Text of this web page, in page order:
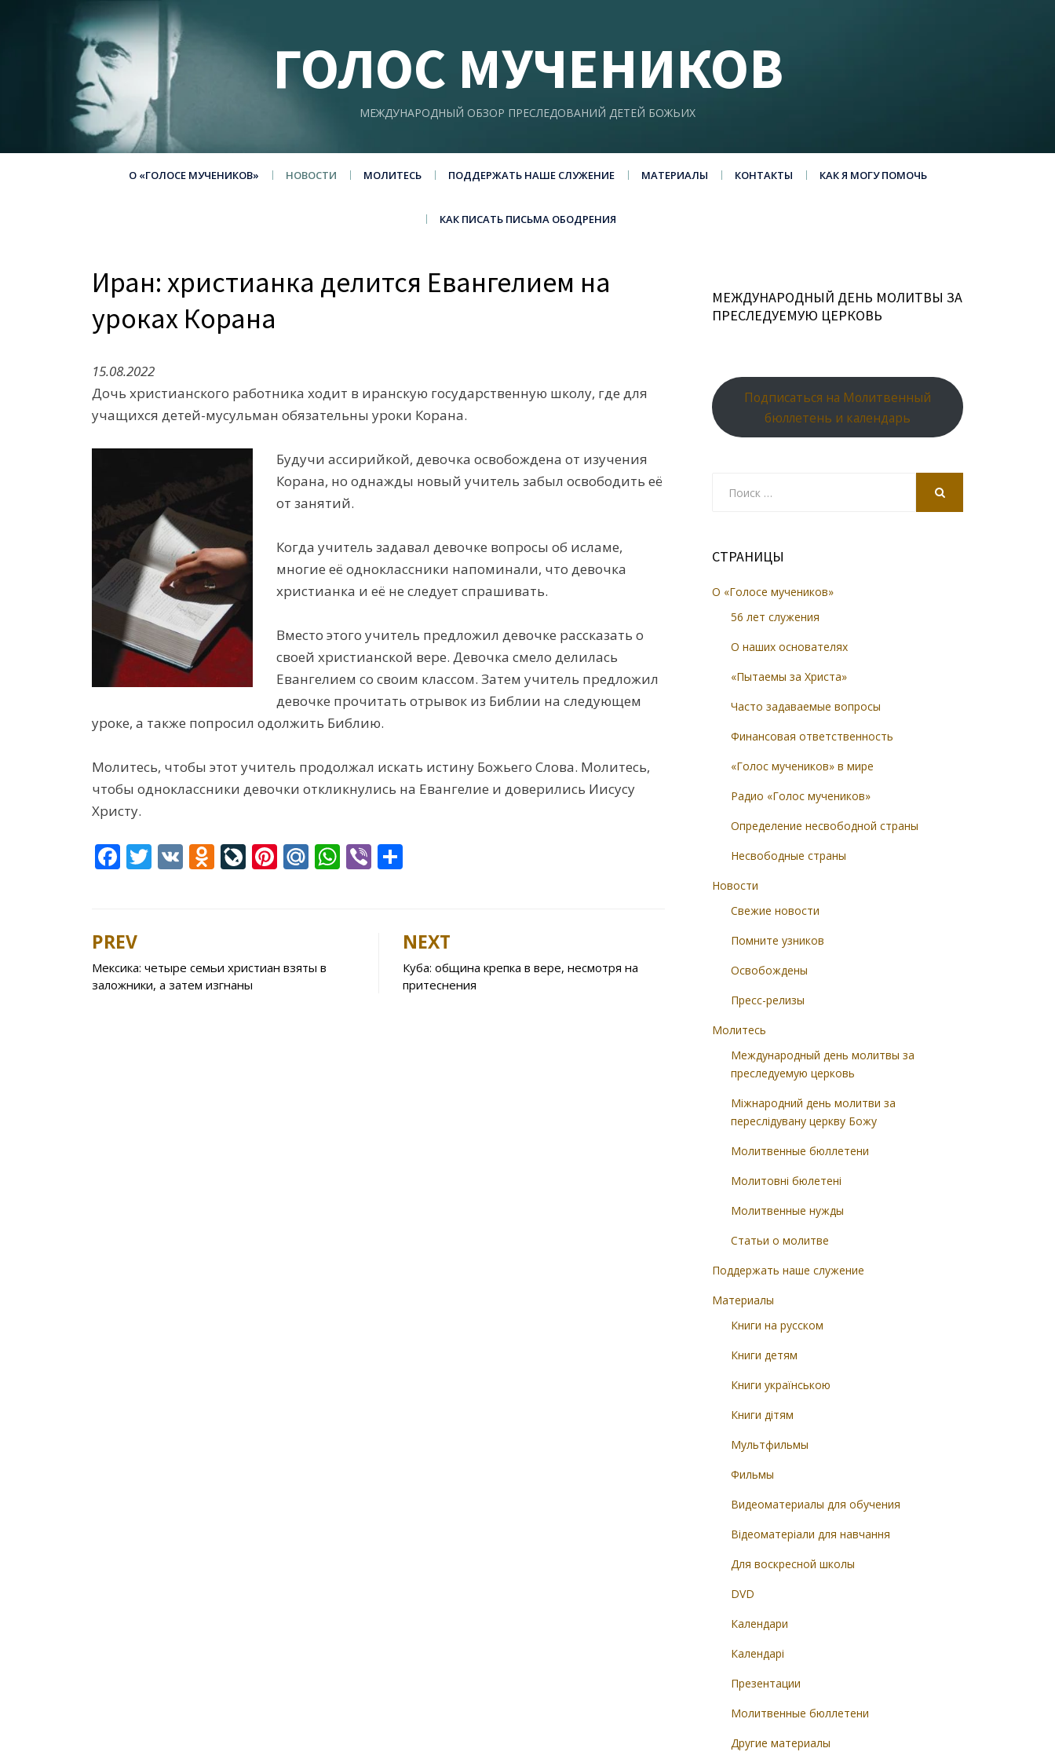
ГОЛОС МУЧЕНИКОВ
МЕЖДУНАРОДНЫЙ ОБЗОР ПРЕСЛЕДОВАНИЙ ДЕТЕЙ БОЖЬИХ
О «ГОЛОСЕ МУЧЕНИКОВ» НОВОСТИ МОЛИТЕСЬ ПОДДЕРЖАТЬ НАШЕ СЛУЖЕНИЕ МАТЕРИАЛЫ КОНТАКТЫ КАК Я МОГУ ПОМОЧЬ
КАК ПИСАТЬ ПИСЬМА ОБОДРЕНИЯ
Иран: христианка делится Евангелием на
уроках Корана
15.08.2022
Дочь христианского работника ходит в иранскую государственную школу, где для
учащихся детей-мусульман обязательны уроки Корана.
Будучи ассирийкой, девочка освобождена от изучения
Корана, но однажды новый учитель забыл освободить её
от занятий.
Когда учитель задавал девочке вопросы об исламе,
многие её одноклассники напоминали, что девочка
христианка и её не следует спрашивать.
Вместо этого учитель предложил девочке рассказать о
своей христианской вере. Девочка смело делилась
Евангелием со своим классом. Затем учитель предложил
девочке прочитать отрывок из Библии на следующем
уроке, а также попросил одолжить Библию.
Молитесь, чтобы этот учитель продолжал искать истину Божьего Слова. Молитесь,
чтобы одноклассники девочки откликнулись на Евангелие и доверились Иисусу
Христу.
F
b
o
o
T V O
kl
as
Li
u
r
Pi
st
M
u
W Vi
e
Post
navigation
PREV
Мексика: четыре семьи христиан взяты в
заложники, а затем изгнаны
NEXT
Куба: община крепка в вере, несмотря на
притеснения
МЕЖДУНАРОДНЫЙ ДЕНЬ МОЛИТВЫ ЗА
ПРЕСЛЕДУЕМУЮ ЦЕРКОВЬ
Подписаться на Молитвенный
бюллетень и календарь
СТРАНИЦЫ
О «Голосе мучеников»
56 лет служения
О наших основателях
«Пытаемы за Христа»
Часто задаваемые вопросы
Финансовая ответственность
«Голос мучеников» в мире
Радио «Голос мучеников»
Определение несвободной страны
Несвободные страны
Новости
Свежие новости
Помните узников
Освобождены
Пресс-релизы
Молитесь
Международный день молитвы за
преследуемую церковь
Міжнародний день молитви за
переслідувану церкву Божу
Молитвенные бюллетени
Молитовні бюлетені
Молитвенные нужды
Статьи о молитве
Поддержать наше служение
Материалы
Книги на русском
Книги детям
Книги українською
Книги дітям
Мультфильмы
Фильмы
Видеоматериалы для обучения
Відеоматеріали для навчання
Для воскресной школы
DVD
Календари
Календарі
Презентации
Молитвенные бюллетени
Другие материалы